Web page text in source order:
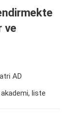
ve
AD
liste